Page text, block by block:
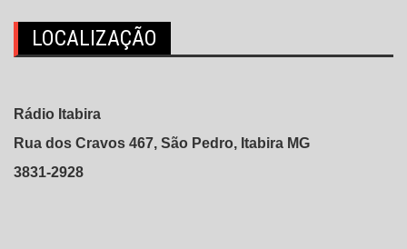
LOCALIZAÇÃO
Rádio Itabira
Rua dos Cravos 467, São Pedro, Itabira MG
3831-2928